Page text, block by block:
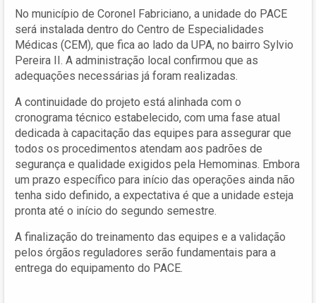
No município de Coronel Fabriciano, a unidade do PACE
será instalada dentro do Centro de Especialidades
Médicas (CEM), que fica ao lado da UPA, no bairro Sylvio
Pereira II. A administração local confirmou que as
adequações necessárias já foram realizadas.
A continuidade do projeto está alinhada com o
cronograma técnico estabelecido, com uma fase atual
dedicada à capacitação das equipes para assegurar que
todos os procedimentos atendam aos padrões de
segurança e qualidade exigidos pela Hemominas. Embora
um prazo específico para início das operações ainda não
tenha sido definido, a expectativa é que a unidade esteja
pronta até o início do segundo semestre.
A finalização do treinamento das equipes e a validação
pelos órgãos reguladores serão fundamentais para a
entrega do equipamento do PACE.